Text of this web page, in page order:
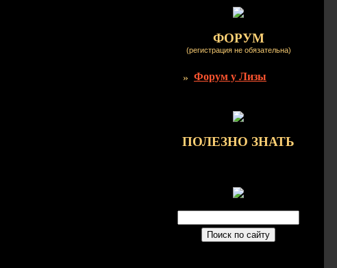
ФОРУМ
(регистрация не обязательна)
Форум у Лизы
ПОЛЕЗНО ЗНАТЬ